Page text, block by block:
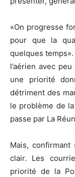
«On progresse
pour que la
quelques
l’aérien avec
une priorité
détriment des
le problème de
passe par La
Mais,
clair. Les
priorité de la